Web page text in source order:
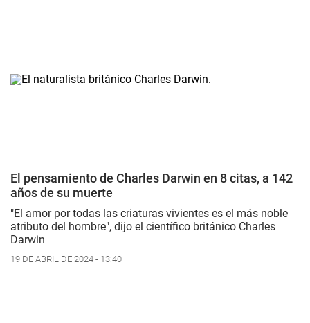
El pensamiento de Charles Darwin en 8 citas, a 142
años de su muerte
"El amor por todas las criaturas vivientes es el más noble
atributo del hombre", dijo el científico británico Charles
Darwin
19 DE ABRIL DE 2024 - 13:40